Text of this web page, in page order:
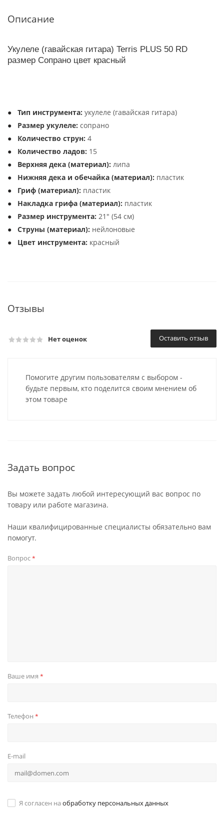
Описание
Укулеле (гавайская гитара) Terris PLUS 50 RD
размер Сопрано цвет красный
Тип инструмента: укулеле (гавайская гитара)
Размер укулеле: сопрано
Количество струн: 4
Количество ладов: 15
Верхняя дека (материал): липа
Нижняя дека и обечайка (материал): пластик
Гриф (материал): пластик
Накладка грифа (материал): пластик
Размер инструмента: 21" (54 см)
Струны (материал): нейлоновые
Цвет инструмента: красный
Отзывы
Нет оценок Оставить отзыв
Помогите другим пользователям с выбором -
будьте первым, кто поделится своим мнением об
этом товаре
Задать вопрос
Вы можете задать любой интересующий вас вопрос по
товару или работе магазина.
Наши квалифицированные специалисты обязательно вам
помогут.
Вопрос*
Ваше имя *
Телефон *
E-mail
Я согласен на обработку персональных данных